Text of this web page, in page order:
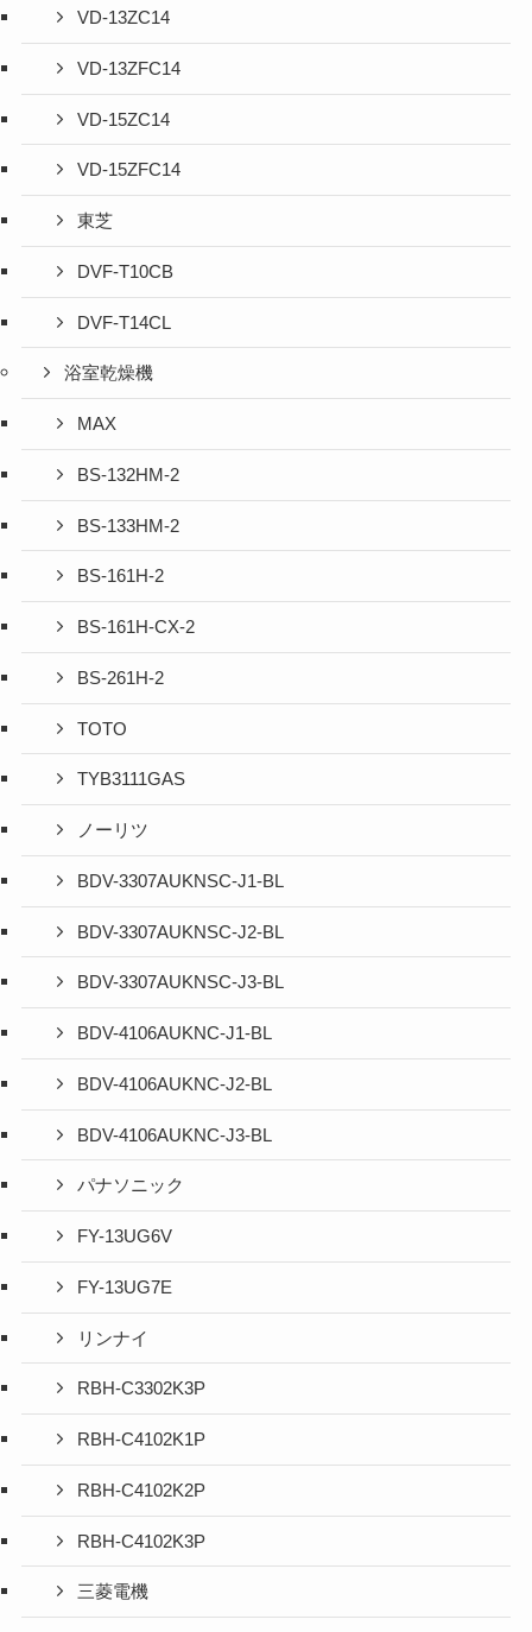
VD-13ZC14
VD-13ZFC14
VD-15ZC14
VD-15ZFC14
東芝
DVF-T10CB
DVF-T14CL
浴室乾燥機
MAX
BS-132HM-2
BS-133HM-2
BS-161H-2
BS-161H-CX-2
BS-261H-2
TOTO
TYB3111GAS
ノーリツ
BDV-3307AUKNSC-J1-BL
BDV-3307AUKNSC-J2-BL
BDV-3307AUKNSC-J3-BL
BDV-4106AUKNC-J1-BL
BDV-4106AUKNC-J2-BL
BDV-4106AUKNC-J3-BL
パナソニック
FY-13UG6V
FY-13UG7E
リンナイ
RBH-C3302K3P
RBH-C4102K1P
RBH-C4102K2P
RBH-C4102K3P
三菱電機